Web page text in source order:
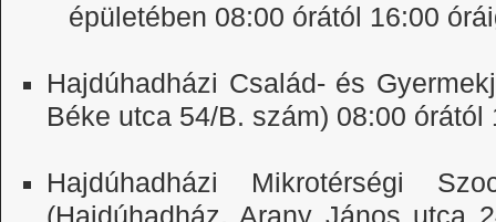
épületében 08:00 órától 16:00
Hajdúhadházi Család- és
Béke utca 54/B. szám) 08:00 órától
Hajdúhadházi Mikrotérségi
(Hajdúhadház, Arany János utca